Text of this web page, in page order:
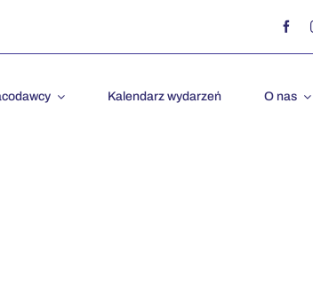
Kalendarz wydarzeń O nas